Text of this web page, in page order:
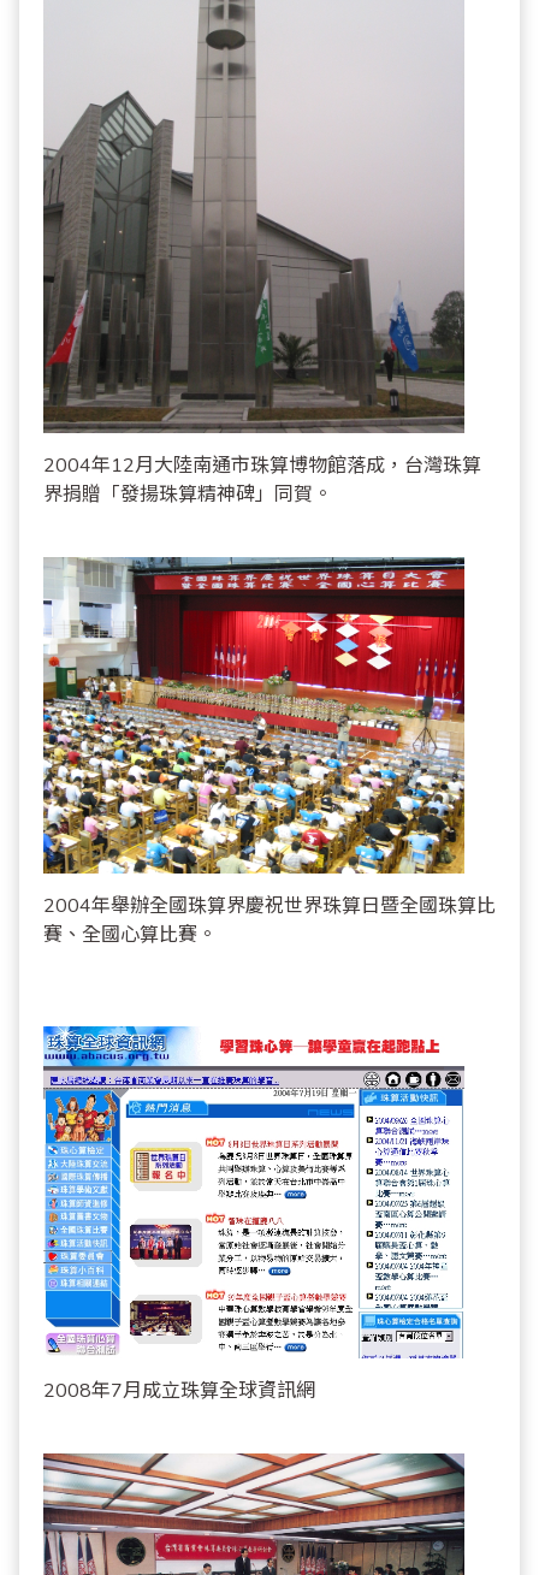
2004年12月大陸南通市珠算博物館落成，台灣珠算
界捐贈「發揚珠算精神碑」同賀。
2004年舉辦全國珠算界慶祝世界珠算日暨全國珠算比
賽、全國心算比賽 。
2008年7月成立珠算全球資訊網